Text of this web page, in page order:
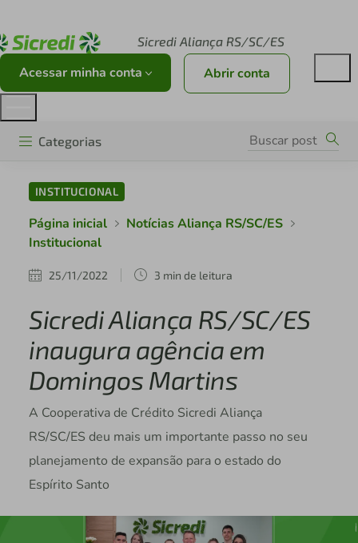
Sicredi Aliança RS/SC/ES
Acessar minha conta Abrir conta
Categorias
INSTITUCIONAL
Página inicial
Notícias Aliança RS/SC/ES
Institucional
25/11/2022 3 min de leitura
Sicredi Aliança RS/SC/ES
inaugura agência em
Domingos Martins
A Cooperativa de Crédito Sicredi Aliança
RS/SC/ES deu mais um importante passo no seu
planejamento de expansão para o estado do
Espírito Santo